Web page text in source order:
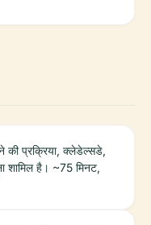
की प्रक्रिया, क्लेडेल्सडे,
शामिल है। ~75 मिनट,